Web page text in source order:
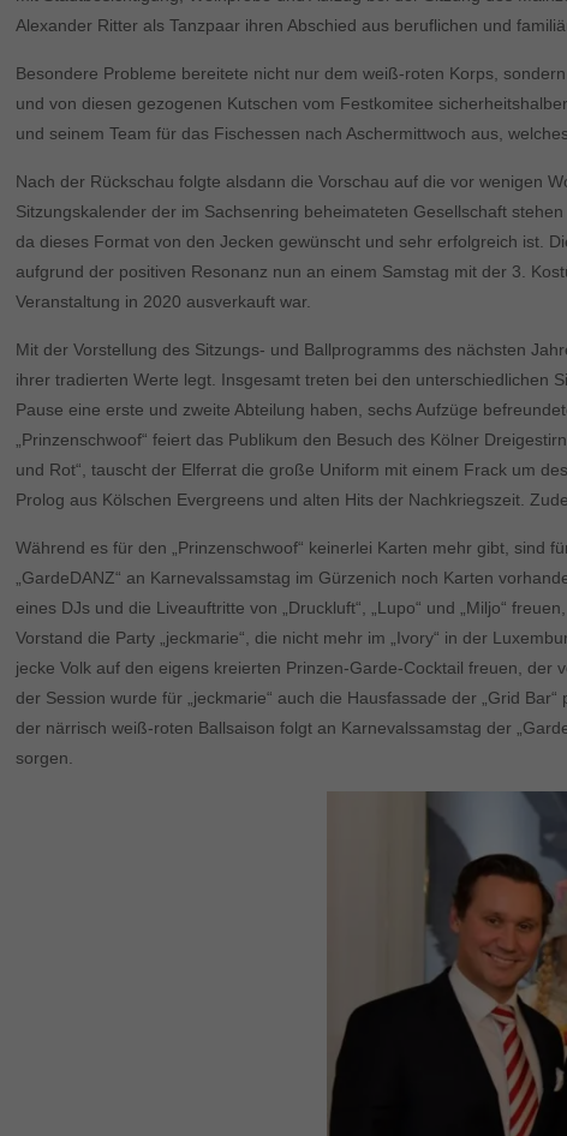
Alexander Ritter als Tanzpaar ihren Abschied aus beruflichen und
Besondere Probleme bereitete nicht nur dem weiß-roten Korps,
und von diesen gezogenen Kutschen vom Festkomitee
und seinem Team für das Fischessen nach Aschermittwoch aus,
Nach der Rückschau folgte alsdann die Vorschau auf die vor wenigen
Sitzungskalender der im Sachsenring beheimateten Gesellschaft
da dieses Format von den Jecken gewünscht und sehr erfolgreich ist.
aufgrund der positiven Resonanz nun an einem Samstag mit der 3.
Veranstaltung in 2020 ausverkauft war.
Mit der Vorstellung des Sitzungs- und Ballprogramms des nächsten
ihrer tradierten Werte legt. Insgesamt treten bei den unterschiedlichen
Pause eine erste und zweite Abteilung haben, sechs Aufzüge
„Prinzenschwoof“ feiert das Publikum den Besuch des Kölner
und Rot“, tauscht der Elferrat die große Uniform mit einem Frack um
Prolog aus Kölschen Evergreens und alten Hits der Nachkriegszeit.
Während es für den „Prinzenschwoof“ keinerlei Karten mehr gibt, sind
„GardeDANZ“ an Karnevalssamstag im Gürzenich noch Karten
eines DJs und die Liveauftritte von „Druckluft“, „Lupo“ und „Miljo“
Vorstand die Party „jeckmarie“, die nicht mehr im „Ivory“ in der
jecke Volk auf den eigens kreierten Prinzen-Garde-Cocktail freuen,
der Session wurde für „jeckmarie“ auch die Hausfassade der „Grid
der närrisch weiß-roten Ballsaison folgt an Karnevalssamstag der
sorgen.